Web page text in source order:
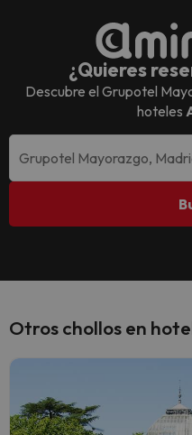
¿Quieres
Descubre el Grupotel
hoteles
Otros chollos en